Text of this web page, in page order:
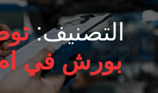
التصنيف:
بورش في